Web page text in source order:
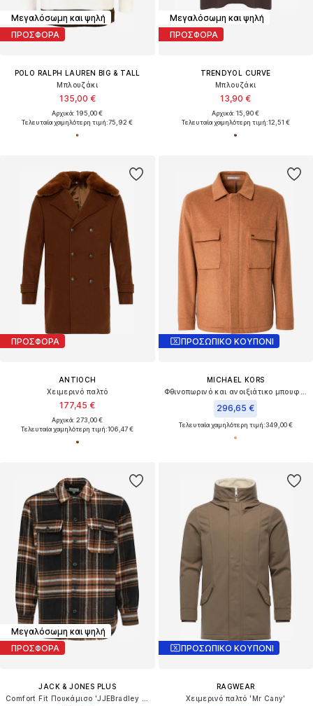
Μεγαλόσωμη και ψηλή
ΠΡΟΣΦΟΡΑ
POLO RALPH LAUREN BIG & TALL
Μπλουζάκι
135,00 €
Αρχικά: 195,00 €
Τελευταία χαμηλότερη τιμή:75,92 €
Μεγαλόσωμη και ψηλή
ΠΡΟΣΦΟΡΑ
TRENDYOL CURVE
Μπλουζάκι
13,90 €
Αρχικά: 15,90 €
Τελευταία χαμηλότερη τιμή:12,51 €
ΠΡΟΣΦΟΡΑ
ANTIOCH
Χειμερινό παλτό
177,45 €
Αρχικά: 273,00 €
Τελευταία χαμηλότερη τιμή:106,47 €
ΠΡΟΣΩΠΙΚΟ ΚΟΥΠΟΝΙ
MICHAEL KORS
296,65 €
Τελευταία χαμηλότερη τιμή:349,00 €
Μεγαλόσωμη και ψηλή
ΠΡΟΣΦΟΡΑ
JACK & JONES PLUS
ΠΡΟΣΩΠΙΚΟ ΚΟΥΠΟΝΙ
RAGWEAR
Χειμερινό παλτό 'Mr Cany'